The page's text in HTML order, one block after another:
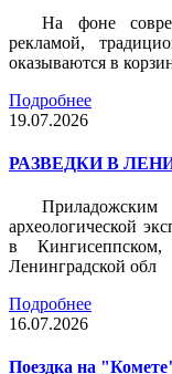
На фоне
рекламой,
оказываются в
Подробнее
19.07.2026
РАЗВЕДКИ В
Приладожским
археологической
в
Ленинградской обл
Подробнее
16.07.2026
Поездка на